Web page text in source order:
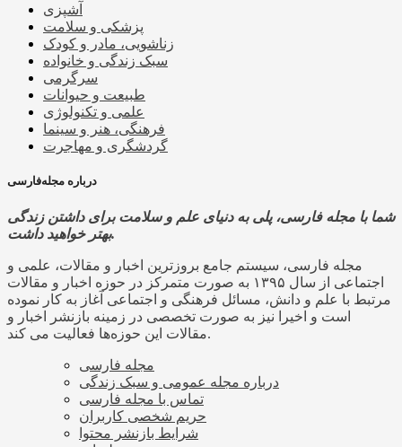
آشپزی
پزشکی و سلامت
زناشویی، مادر و کودک
سبک زندگی و خانواده
سرگرمی
طبیعت و حیوانات
علمی و تکنولوژی
فرهنگی، هنر و سینما
گردشگری و مهاجرت
درباره مجله‌فارسی
شما با مجله فارسی، پلی به دنیای علم و سلامت برای داشتن زندگی
بهتر خواهید داشت.
مجله فارسی، سیستم جامع بروزترین اخبار و مقالات، علمی و
اجتماعی از سال ۱۳۹۵ به صورت متمرکز در حوزه اخبار و مقالات
مرتبط با علم و دانش، مسائل فرهنگی و اجتماعی آغاز به کار نموده
است و اخیرا نیز به صورت تخصصی در زمینه بازنشر اخبار و
مقالات این حوزه‌ها فعالیت می کند.
مجله فارسی
درباره مجله عمومی و سبک زندگی
تماس با مجله فارسی
حریم شخصی کاربران
شرایط بازنشر محتوا